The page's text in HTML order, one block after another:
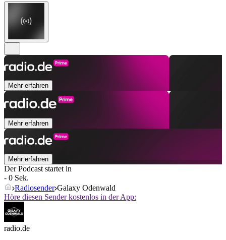
Mehr erfahren
Mehr erfahren
Mehr erfahren
Der Podcast startet in
- 0 Sek.
Radiosender Galaxy Odenwald
Höre diesen Sender kostenlos in der App:
radio.de